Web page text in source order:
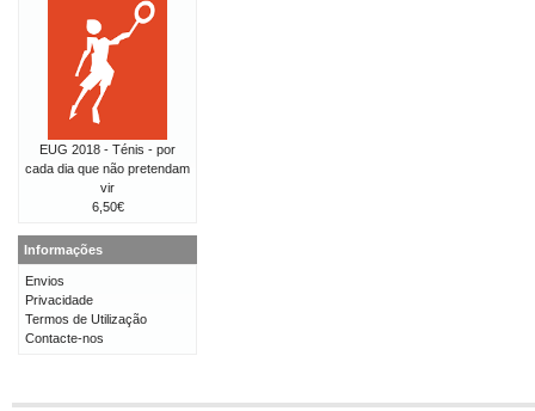
EUG 2018 - Ténis - por
cada dia que não pretendam
vir
6,50€
Informações
Envios
Privacidade
Termos de Utilização
Contacte-nos